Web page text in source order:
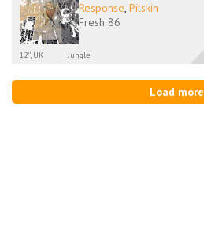
Response, Pilskin
Fresh 86
12'', UK Jungle
Load more